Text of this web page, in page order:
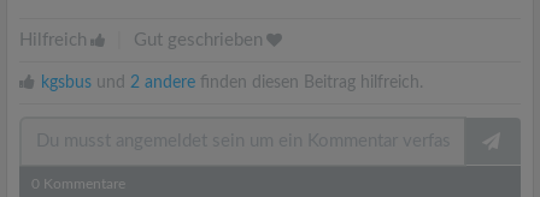
Hilfreich Gut geschrieben
kgsbus und 2 andere finden diesen Beitrag hilfreich.
0 Kommentare